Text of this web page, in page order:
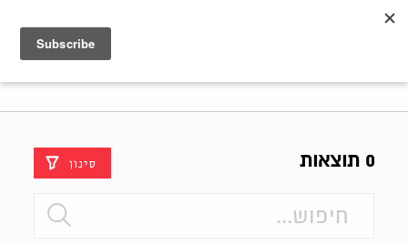
0 תוצאות סינון